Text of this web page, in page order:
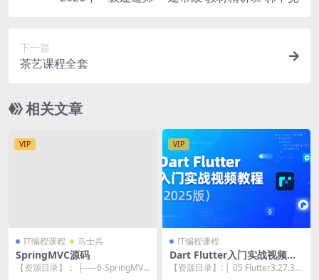
下一篇
茶艺课程全套
相关文章
VIP
IT编程课程 马士兵
SpringMVC源码
【资源目录】： ├──6-SpringMVC
VIP
IT编程课程
Dart Flutter入门实战视频教
程（2025版）
【资源目录】: │ 05 Flutter3.27.3后